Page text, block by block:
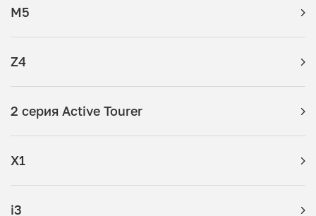
M5
Z4
2 серия Active Tourer
X1
i3